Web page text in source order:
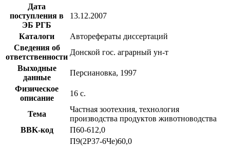
Дата
поступления в
ЭБ РГБ
13.12.2007
Каталоги
Авторефераты диссертаций
Сведения об
ответственности
Донской гос. аграрный ун-т
Выходные
данные
Персиановка, 1997
Физическое
описание
16 с.
Тема
Частная зоотехния, технология
производства продуктов животноводства
BBK-код
П60-612,0
П9(2Р37-6Че)60,0